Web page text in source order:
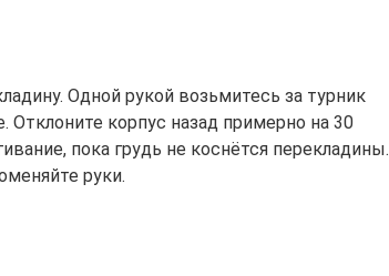
Одной рукой возьмитесь за турник
Отклоните корпус назад примерно на 30
пока грудь не коснётся перекладины.
руки.